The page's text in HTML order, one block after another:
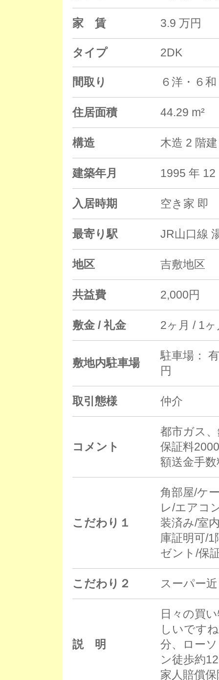
家 賃 3.9 万円
タイプ 2DK
間取り ６洋・６
住居面積 44.29 m²
構造 木造 2 階
建築年月 1995 年
入居時期 空き家 即
最寄り駅 JR山口線
地区 吉敷地区
共益費 2,000円
敷金 / 礼金 2ヶ月 / 1ヶ
敷地内駐車場
駐車場：
円
取引態様 仲介
コメント
都市ガス
保証料
額送金手
こだわり１
角部屋/ケ
レ/エアコ
装済み/室
庫証明可/
ゼント/保
こだわり２ スーパー
説 明
日々の買
しいです
分、ロー
ン徒歩約
家人賠償